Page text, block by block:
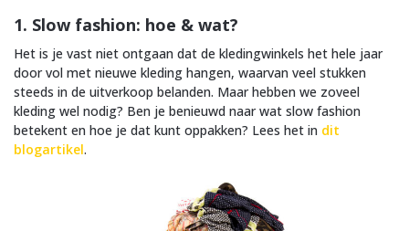
1. Slow fashion: hoe & wat?
Het is je vast niet ontgaan dat de kledingwinkels het hele jaar
door vol met nieuwe kleding hangen, waarvan veel stukken
steeds in de uitverkoop belanden. Maar hebben we zoveel
kleding wel nodig? Ben je benieuwd naar wat slow fashion
betekent en hoe je dat kunt oppakken? Lees het in dit
blogartikel.